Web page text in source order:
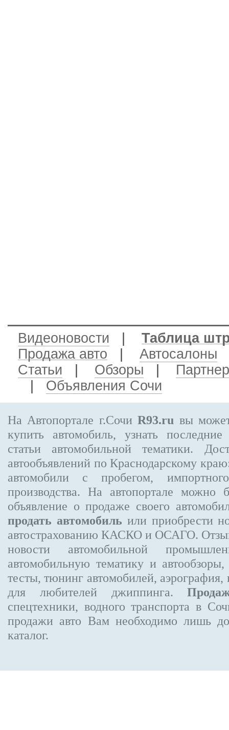
Видеоновости
Таблица
Продажа авто
Автосалоны
Статьи
Обзоры
Объявления Сочи
На Автопортале г.СочиR93.ru вы
купить автомобиль, узнать
статьи автомобильной тематики.
автообъявлений по Краснодарскому
автомобили с пробегом,
производства. На автопортале можно
объявление о продаже своего
продать автомобиль или приобрести
автострахованию КАСКО и ОСАГО.
новости автомобильной
автомобильную тематику и
тесты, тюнинг автомобилей,
для любителей джиппинга.
спецтехники, водного транспорта в
продажи авто Вам необходимо лишь
каталог.